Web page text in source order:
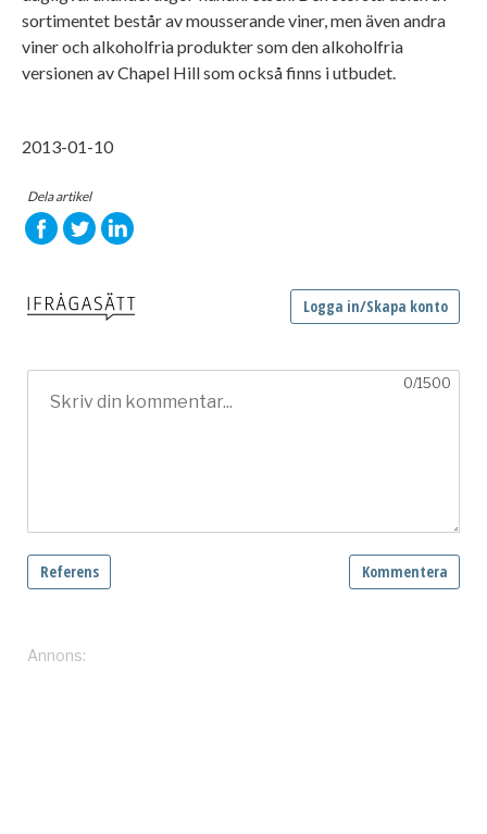
sortimentet består av mousserande viner, men även andra
viner och alkoholfria produkter som den alkoholfria
versionen av Chapel Hill som också finns i utbudet.
2013-01-10
Dela artikel